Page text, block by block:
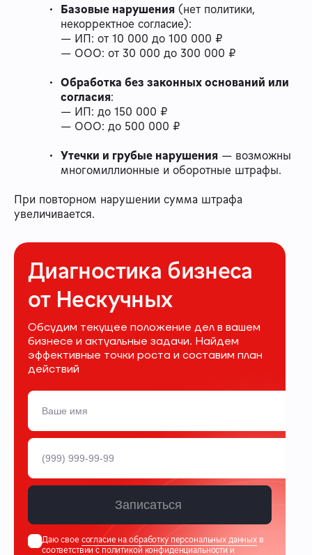
Базовые нарушения (нет политики,
некорректное согласие):
— ИП: от 10 000 до 100 000 ₽
— ООО: от 30 000 до 300 000 ₽
Обработка без законных оснований или
согласия:
— ИП: до 150 000 ₽
— ООО: до 500 000 ₽
Утечки и грубые нарушения — возможны
многомиллионные и оборотные штрафы.
При повторном нарушении сумма штрафа
увеличивается.
Диагностика бизнеса
от Нескучных
Обсудим текущее положение дел в вашем
бизнесе и актуальные задачи. Найдем
эффективные точки роста и составим план
действий
Записаться
Даю свое согласие на обработку персональных данных в
соответствии сполитикой конфиденциальностии